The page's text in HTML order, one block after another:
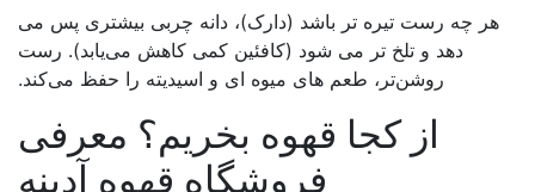
چه رست تیره تر باشد (دارک)، دانه چربی بیشتری پس می
دهد و تلخ تر می شود (کافئین کمی کاهش می‌یابد). رست
روشن‌تر، طعم های میوه ای و اسیدیته را حفظ می‌کند.
از کجا قهوه بخریم؟ معرفی
فروشگاه قهوه آدینه